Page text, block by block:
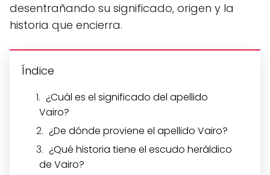
desentrañando su significado, origen y la
historia que encierra.
Índice
¿Cuál es el significado del apellido
Vairo?
¿De dónde proviene el apellido Vairo?
¿Qué historia tiene el escudo heráldico
de Vairo?